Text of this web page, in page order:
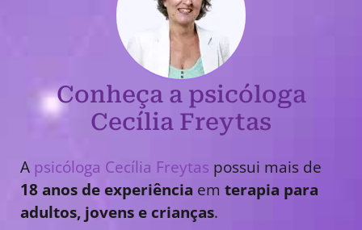
Conheça a psicóloga
Cecília Freytas
A psicóloga Cecília Freytas possui mais de
18 anos de experiência em terapia para
adultos, jovens e crianças.